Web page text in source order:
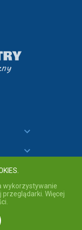
zastrzeżone.
prywatności
wykorzystywanie
Więcej